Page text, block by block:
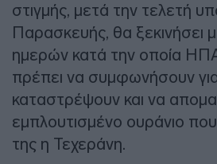
στιγμής, μετά την τελετή
Παρασκευής, θα ξεκινήσει
ημερών κατά την οποία
πρέπει να συμφωνήσουν
καταστρέψουν και να
εμπλουτισμένο ουράνιο
της η Τεχεράνη.